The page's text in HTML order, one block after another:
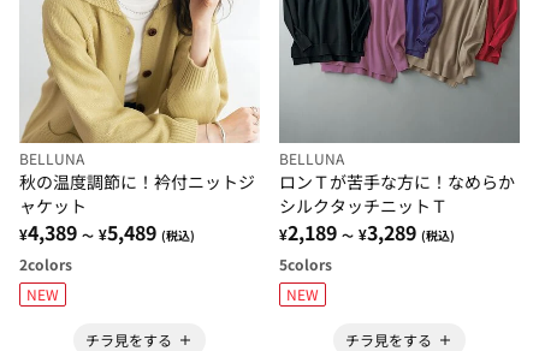
BELLUNA
秋の温度調節に！衿付ニットジ
ャケット
¥4,389 ～ ¥5,489 (税込)
2colors
NEW
チラ見をする
BELLUNA
ロンＴが苦手な方に！なめらか
シルクタッチニットＴ
¥2,189 ～ ¥3,289 (税込)
5colors
NEW
チラ見をする